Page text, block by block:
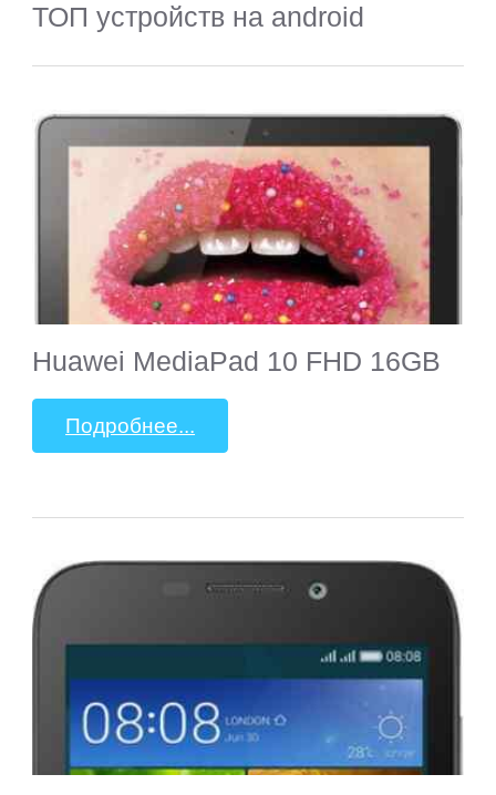
ТОП устройств на android
Huawei MediaPad 10 FHD 16GB
Подробнее...